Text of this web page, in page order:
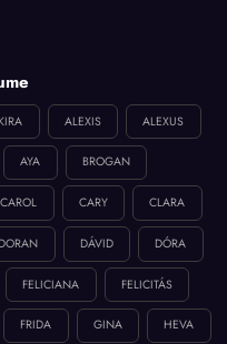
ALEXIS ALEXUS
AYA BROGAN
CAROL CARY CLARA
DÁVID DÓRA
FELICIANA FELICITÁS
FRIDA GINA HEVA